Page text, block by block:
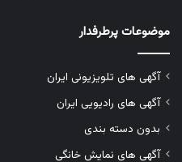
موضوعات پرطرفدار
آگهی های تلویزیونی ایران
آگهی های رادیویی ایران
بدون دسته بندی
آگهی های نمایش خانگی